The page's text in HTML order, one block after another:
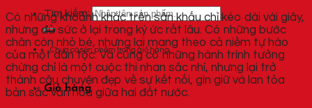
Tìm kiếm:
Chưa có sản phẩm trong giỏ hàng.
Giỏ hàng
Có những khoảnh khắc trên sân khấu chỉ kéo dài vài giây,
nhưng đủ sức ở lại trong ký ức rất lâu. Có những bước
chân còn nhỏ bé, nhưng lại mang theo cả niềm tự hào
của một dân tộc. Và cũng có những hành trình tưởng
chừng chỉ là một cuộc thi nhan sắc nhí, nhưng lại trở
thành câu chuyện đẹp về sự kết nối, gìn giữ và lan tỏa
bản sắc văn hóa giữa hai đất nước.